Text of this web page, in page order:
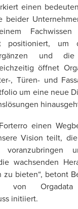
einen
beider
positioniert, um
und die
öffnet
, Türen- und
um eine neue
einen
Vision teilt,
wachsenden
zu bieten“, betont
von
initiiert.